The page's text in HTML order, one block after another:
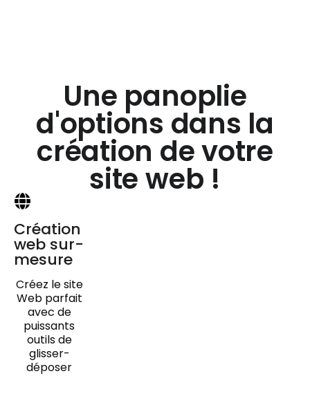
Une panoplie
d'options dans la
création de votre
site web !
Création
web sur-
mesure
Créez le site
Web parfait
avec de
puissants
outils de
glisser-
déposer